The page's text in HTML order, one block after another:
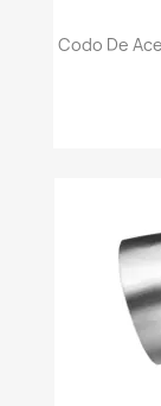
Codo De